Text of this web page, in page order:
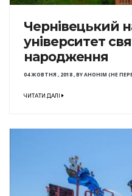
Чернівецький
університет
народження
04 ЖОВТНЯ , 2018,BYАНОНІМ (НЕ
ЧИТАТИ ДАЛІ